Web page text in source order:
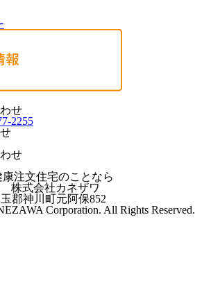
せ
2255
せ
注文住宅のことなら
株式会社カネザワ
郡神川町元阿保852
Corporation. All Rights Reserved.